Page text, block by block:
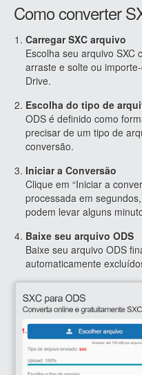
Como converter
Carregar SXC arquivo
Escolha seu arquivo SXC
arraste e solte ou
Drive.
Escolha do tipo de
ODS é definido como
precisar de um tipo de
conversão.
Iniciar a Conversão
Clique em “Iniciar a
processada em
podem levar alguns
Baixe seu arquivo ODS
Baixe seu arquivo ODS
automaticamente